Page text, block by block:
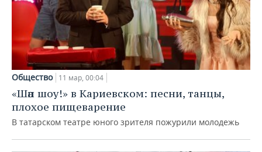
Общество 11 мар, 00:04
«Шәп шоу!» в Кариевском: песни, танцы,
плохое пищеварение
В татарском театре юного зрителя пожурили молодежь